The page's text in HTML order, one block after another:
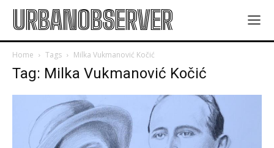
URBANOBSERVER
Home Tags Milka Vukmanović Kočić
Tag: Milka Vukmanović Kočić